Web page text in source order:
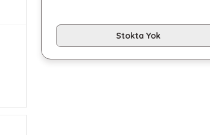
Stokta Yok